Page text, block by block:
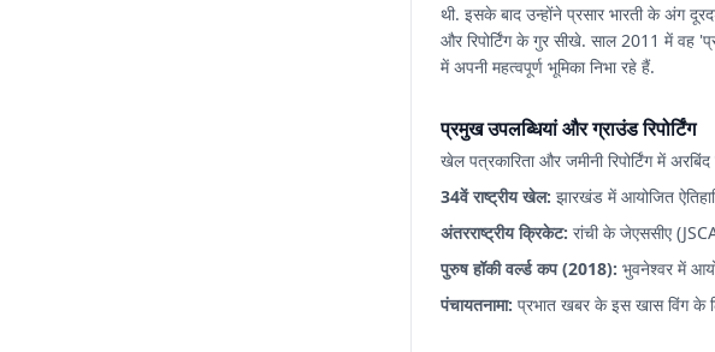
थी. इसके बाद उन्होंने प्रसार भारती के अंग
और रिपोर्टिंग के गुर सीखे. साल 2011 में वह
में अपनी महत्वपूर्ण भूमिका निभा रहे हैं.
प्रमुख उपलब्धियां और ग्राउंड रिपोर्टिंग
खेल पत्रकारिता और जमीनी रिपोर्टिंग में
34वें राष्ट्रीय खेल: झारखंड में आयोजित
अंतरराष्ट्रीय क्रिकेट: रांची के जेएससीए
पुरुष हॉकी वर्ल्ड कप (2018): भुवनेश्वर में
पंचायतनामा: प्रभात खबर के इस खास विंग के